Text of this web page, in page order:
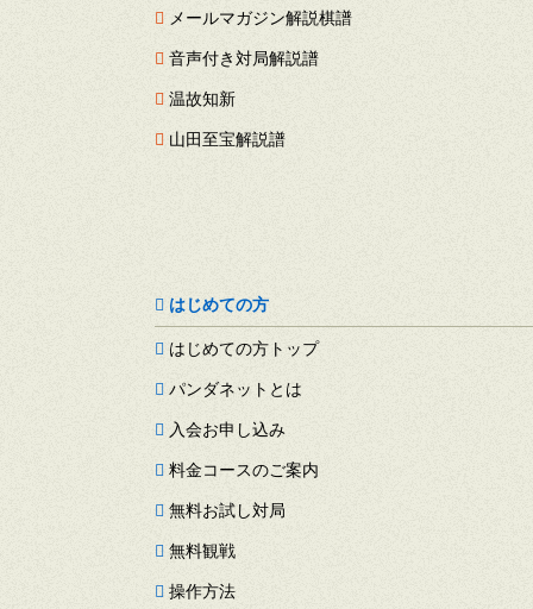
メールマガジン解説棋譜
音声付き対局解説譜
温故知新
山田至宝解説譜
はじめての方
はじめての方トップ
パンダネットとは
入会お申し込み
料金コースのご案内
無料お試し対局
無料観戦
操作方法